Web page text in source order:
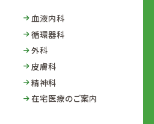
血液内科
循環器科
外科
皮膚科
精神科
在宅医療のご案内